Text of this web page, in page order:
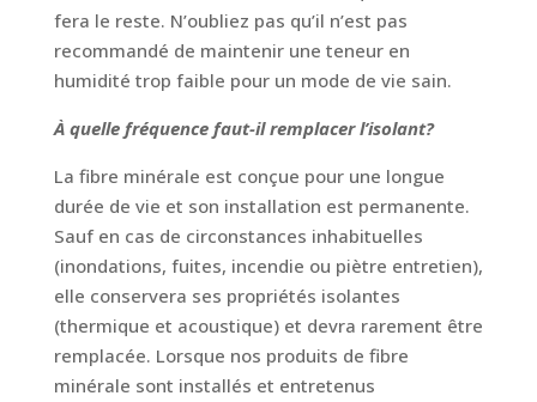
fera le reste. N’oubliez pas qu’il n’est pas
recommandé de maintenir une teneur en
humidité trop faible pour un mode de vie sain.
À quelle fréquence faut-il remplacer l’isolant?
La fibre minérale est conçue pour une longue
durée de vie et son installation est permanente.
Sauf en cas de circonstances inhabituelles
(inondations, fuites, incendie ou piètre entretien),
elle conservera ses propriétés isolantes
(thermique et acoustique) et devra rarement être
remplacée. Lorsque nos produits de fibre
minérale sont installés et entretenus